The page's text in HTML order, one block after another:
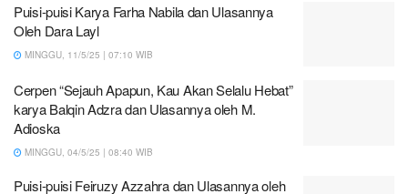
Puisi-puisi Karya Farha Nabila dan Ulasannya
Oleh Dara Layl
MINGGU, 11/5/25 | 07:10 WIB
Cerpen “Sejauh Apapun, Kau Akan Selalu Hebat”
karya Balqin Adzra dan Ulasannya oleh M.
Adioska
MINGGU, 04/5/25 | 08:40 WIB
Puisi-puisi Feiruzy Azzahra dan Ulasannya oleh